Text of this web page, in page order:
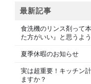
最新記事
食洗機のリンス剤って
た方がいい』と思うよ
夏季休暇のお知らせ
実は超重要！キッチン
ますか？